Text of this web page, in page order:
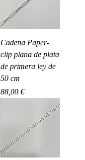
Cadena Paper-
clip plana de plata
de primera ley de
50 cm
Precio
88,00 €